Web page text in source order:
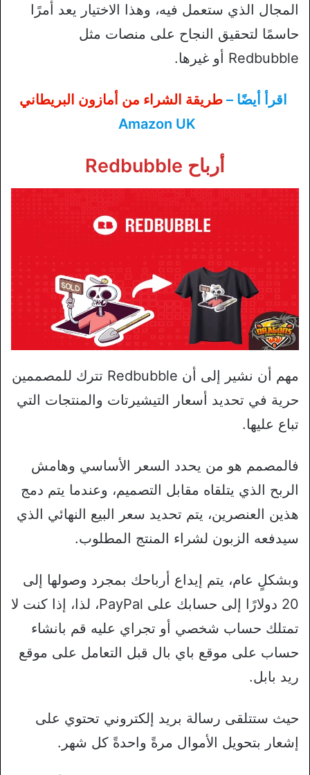
المجال الذي ستعمل فيه، وهذا الاختيار يعد أمرًا
حاسمًا لتحقيق النجاح على منصات مثل
Redbubble أو غيرها.
اقرأ أيضًا – طريقة الشراء من أمازون البريطاني
Amazon UK
أرباح Redbubble
مهم أن نشير إلى أن Redbubble تترك للمصممين
حرية في تحديد أسعار التيشيرتات والمنتجات التي
تباع عليها.
فالمصمم هو من يحدد السعر الأساسي وهامش
الربح الذي يتلقاه مقابل التصميم، وعندما يتم دمج
هذين العنصرين، يتم تحديد سعر البيع النهائي الذي
سيدفعه الزبون لشراء المنتج المطلوب.
وبشكلٍ عام، يتم إيداع أرباحك بمجرد وصولها إلى
20 دولارًا إلى حسابك على PayPal، لذا، إذا كنت لا
تمتلك حساب شخصي أو تجراي عليه قم بانشاء
حساب على موقع باي بال قبل التعامل على موقع
ريد بابل.
حيث ستتلقى رسالة بريد إلكتروني تحتوي على
إشعار بتحويل الأموال مرةً واحدةً كل شهر.